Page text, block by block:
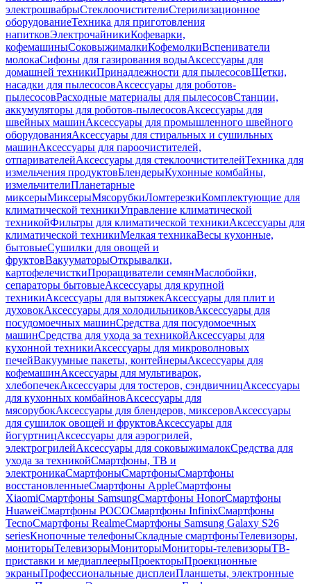
электрошвабрыСтеклоочистителиСтерилизационное
оборудованиеТехника для приготовления
напитковЭлектрочайникиКофеварки,
кофемашиныСоковыжималкиКофемолкиВспениватели
молокаСифоны для газирования водыАксессуары для
домашней техникиПринадлежности для пылесосовЩетки,
насадки для пылесосовАксессуары для роботов-
пылесосовРасходные материалы для пылесосовСтанции,
аккумуляторы для роботов-пылесосовАксессуары для
швейных машинАксессуары для промышленного швейного
оборудованияАксессуары для стиральных и сушильных
машинАксессуары для пароочистителей,
отпаривателейАксессуары для стеклоочистителейТехника для
измельчения продуктовБлендерыКухонные комбайны,
измельчителиПланетарные
миксерыМиксерыМясорубкиЛомтерезкиКомплектующие для
климатической техникиУправление климатической
техникойФильтры для климатической техникиАксессуары для
климатической техникиМелкая техникаВесы кухонные,
бытовыеСушилки для овощей и
фруктовВакууматорыОткрывалки,
картофелечисткиПроращиватели семянМаслобойки,
сепараторы бытовыеАксессуары для крупной
техникиАксессуары для вытяжекАксессуары для плит и
духовокАксессуары для холодильниковАксессуары для
посудомоечных машинСредства для посудомоечных
машинСредства для ухода за техникойАксессуары для
кухонной техникиАксессуары для микроволновых
печейВакуумные пакеты, контейнерыАксессуары для
кофемашинАксессуары для мультиварок,
хлебопечекАксессуары для тостеров, сэндвичницАксессуары
для кухонных комбайновАксессуары для
мясорубокАксессуары для блендеров, миксеровАксессуары
для сушилок овощей и фруктовАксессуары для
йогуртницАксессуары для аэрогрилей,
электрогрилейАксессуары для соковыжималокСредства для
ухода за техникойСмартфоны, ТВ и
электроникаСмартфоныСмартфоныСмартфоны
восстановленныеСмартфоны AppleСмартфоны
XiaomiСмартфоны SamsungСмартфоны HonorСмартфоны
HuaweiСмартфоны POCOСмартфоны InfinixСмартфоны
TecnoСмартфоны RealmeСмартфоны Samsung Galaxy S26
seriesКнопочные телефоныСкладные смартфоныТелевизоры,
мониторыТелевизорыМониторыМониторы-телевизорыТВ-
приставки и медиаплеерыПроекторыПроекционные
экраныПрофессиональные дисплеиПланшеты, электронные